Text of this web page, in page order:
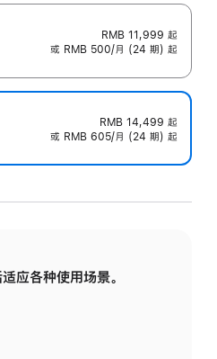
RMB 11,999 起
或 RMB 500/月 (24 期) 起
RMB 14,499 起
或 RMB 605/月 (24 期) 起
应各种使用场景。